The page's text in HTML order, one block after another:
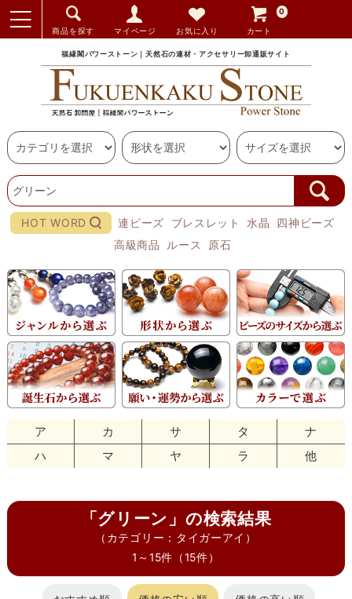
商品を探す マイページ お気に入り カート
0
福縁閣パワーストーン｜天然石の連材・アクセサリー卸通販サイト
HOT WORD 連ビーズ ブレスレット 水晶
四神ビーズ
高級商品
ルース 原石
ア カ サ タ
ナ
ハ
マ ヤ ラ 他
「グリーン」の検索結果
（カテゴリー：タイガーアイ）
1～15件（15件）